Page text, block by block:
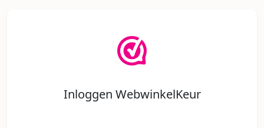
Inloggen WebwinkelKeur